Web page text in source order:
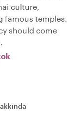
culture,
famous temples.
should come